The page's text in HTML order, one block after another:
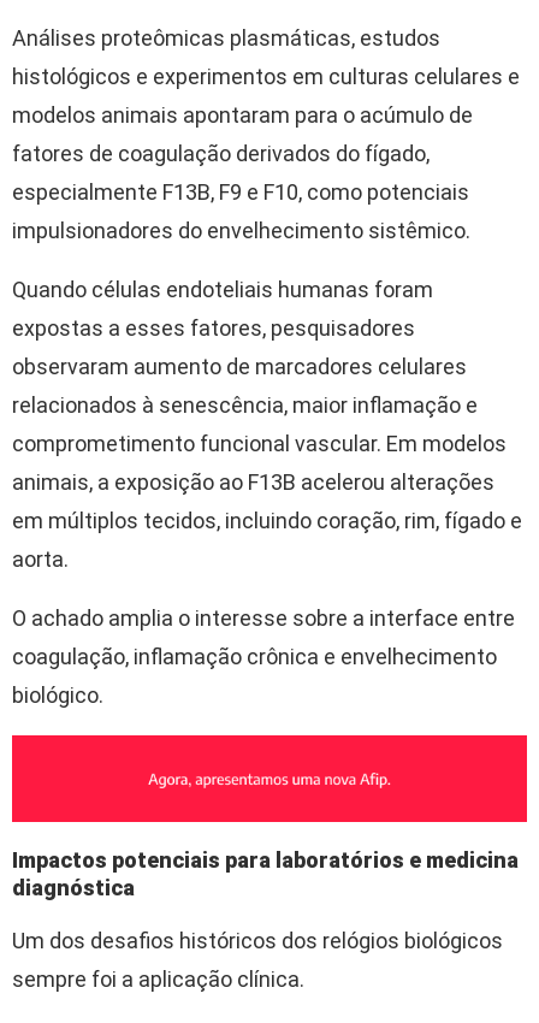
Análises proteômicas plasmáticas, estudos
histológicos e experimentos em culturas celulares e
modelos animais apontaram para o acúmulo de
fatores de coagulação derivados do fígado,
especialmente F13B, F9 e F10, como potenciais
impulsionadores do envelhecimento sistêmico.
Quando células endoteliais humanas foram
expostas a esses fatores, pesquisadores
observaram aumento de marcadores celulares
relacionados à senescência, maior inflamação e
comprometimento funcional vascular. Em modelos
animais, a exposição ao F13B acelerou alterações
em múltiplos tecidos, incluindo coração, rim, fígado e
aorta.
O achado amplia o interesse sobre a interface entre
coagulação, inflamação crônica e envelhecimento
biológico.
Impactos potenciais para laboratórios e medicina
diagnóstica
Um dos desafios históricos dos relógios biológicos
sempre foi a aplicação clínica.